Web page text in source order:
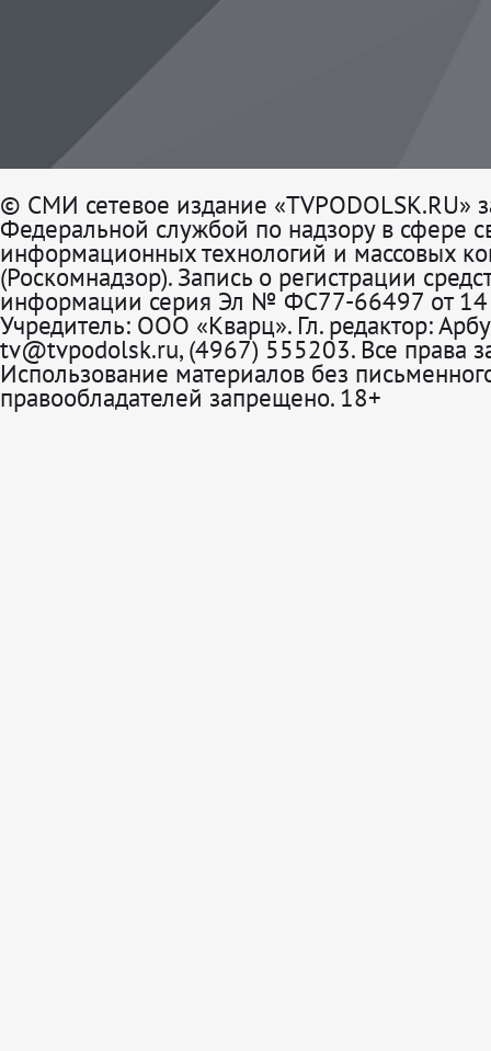
© СМИ сетевое издание «TVPODOLSK.RU»
Федеральной службой по надзору в сфере
информационных технологий и массовых
(Роскомнадзор). Запись о регистрации
информации серия Эл № ФС77-66497 от 14
Учредитель: ООО «Кварц». Гл. редактор:
tv@tvpodolsk.ru, (4967) 555203. Все права
Использование материалов без
правообладателей запрещено. 18+